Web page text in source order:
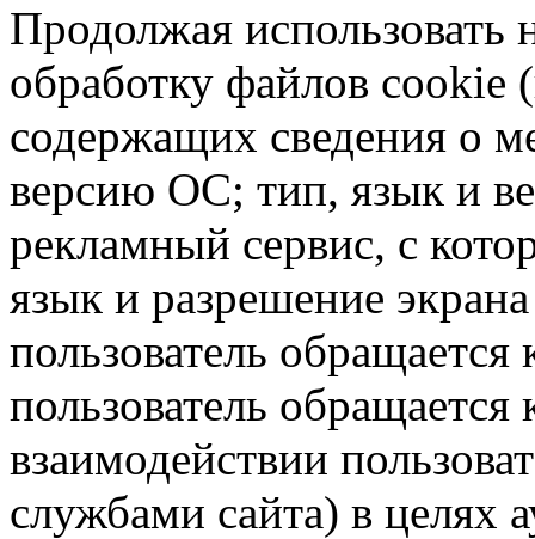
Продолжая использовать
обработку файлов cookie
содержащих сведения о
версию ОС; тип, язык и
рекламный сервис, с
язык и разрешение
пользователь обращается
пользователь обращается
взаимодействии
службами сайта) в целях